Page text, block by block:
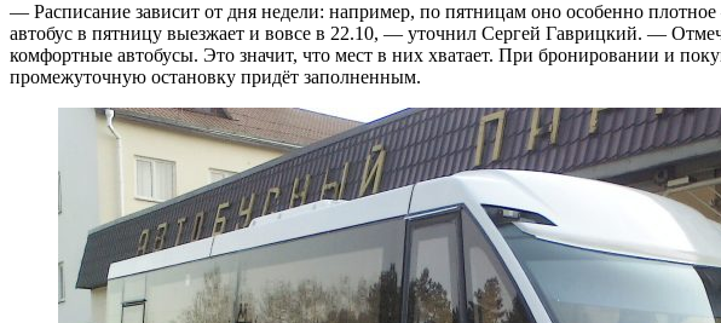
— Расписание зависит от дня недели: например, по пятницам оно особенно плотное
автобус в пятницу выезжает и вовсе в 22.10, — уточнил Сергей Гаврицкий. —
комфортные автобусы. Это значит, что мест в них хватает. При бронировании и
промежуточную остановку придёт заполненным.